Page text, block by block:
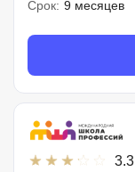
Срок: 9 месяцев
3.3